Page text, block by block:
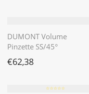
DUMONT Volume
Pinzette SS/45°
€62,38
⭐️⭐️⭐️⭐️⭐️